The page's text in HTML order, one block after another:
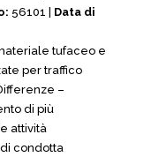
56101 | Data di
tufaceo e
per traffico
–
di più
attività
condotta